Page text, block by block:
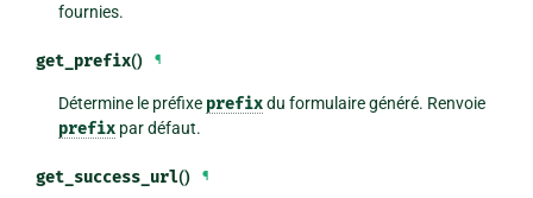
fournies.
get_prefix() ¶
Détermine le préfixe prefixdu formulaire généré. Renvoie
prefix par défaut.
get_success_url() ¶